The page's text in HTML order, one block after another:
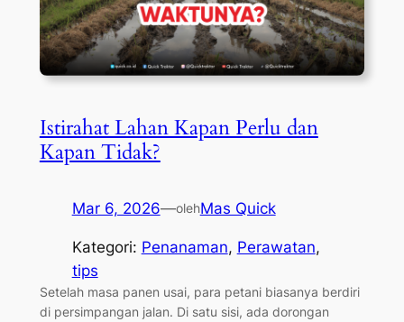
Istirahat Lahan Kapan Perlu dan
Kapan Tidak?
Mar 6, 2026—olehMas Quick
Kategori: Penanaman, Perawatan
tips
Setelah masa panen usai, para petani biasanya berdiri
di persimpangan jalan. Di satu sisi, ada dorongan